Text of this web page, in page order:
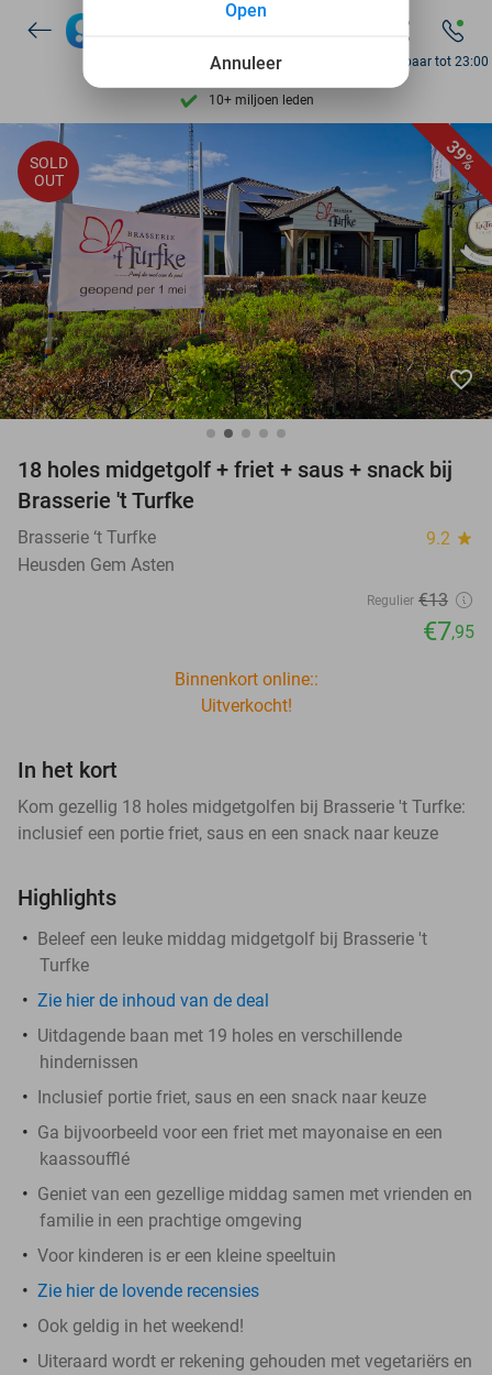
Ontdek 15.000+ deals
7 dagen per week beschikbaar
10+ miljoen leden
Bereikbaar tot 23:00
39%
SOLD
OUT
favorite_border
18 holes midgetgolf + friet + saus + snack bij
Brasserie 't Turfke
Brasserie ‘t Turfke 9.2 star
Heusden Gem Asten
Regulier €13
€7,95
Binnenkort online::
Uitverkocht!
In het kort
Kom gezellig 18 holes midgetgolfen bij Brasserie 't Turfke:
inclusief een portie friet, saus en een snack naar keuze
Highlights
Beleef een leuke middag midgetgolf bij Brasserie 't
Turfke
Zie hier de inhoud van de deal
Uitdagende baan met 19 holes en verschillende
hindernissen
Inclusief portie friet, saus en een snack naar keuze
Ga bijvoorbeeld voor een friet met mayonaise en een
kaassoufflé
Geniet van een gezellige middag samen met vrienden en
familie in een prachtige omgeving
Voor kinderen is er een kleine speeltuin
Zie hier de lovende recensies
Ook geldig in het weekend!
Uiteraard wordt er rekening gehouden met vegetariërs en
Annuleer
Open